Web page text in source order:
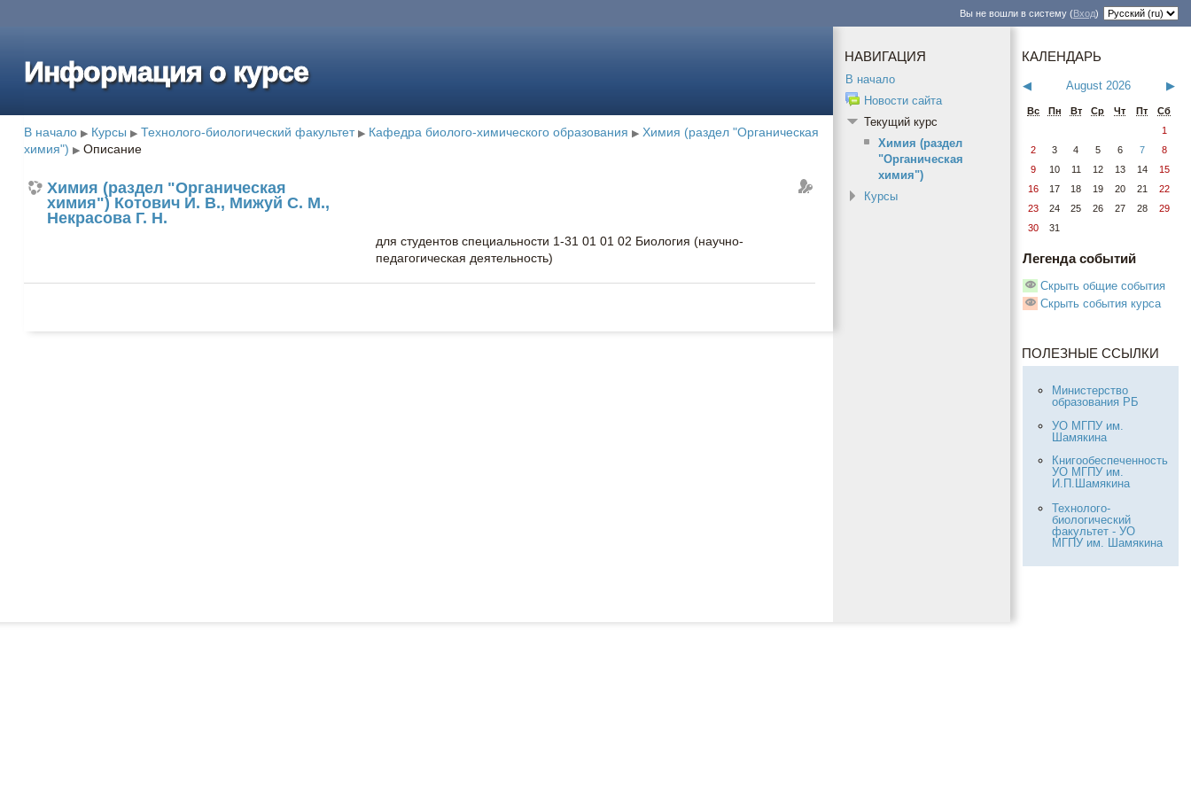
Вы не вошли в систему (Вход)
Информация о курсе
В начало ▶ Курсы ▶ Технолого-биологический факультет ▶ Кафедра биолого-химического образования ▶ Химия (раздел "Органическая
химия") ▶ Описание
Химия (раздел "Органическая
химия") Котович И. В., Мижуй С. М.,
Некрасова Г. Н.
для студентов специальности 1-31 01 01 02 Биология (научно-
педагогическая деятельность)
НАВИГАЦИЯ
В начало
Новости сайта
Текущий курс
Химия (раздел
"Органическая
химия")
Курсы
КАЛЕНДАРЬ
◀ August 2026 ▶
Вс Пн Вт Ср Чт Пт
Сб
1
2
3 4 5 6 7
8
9
10 11 12 13 14
15
16
17 18 19 20 21
22
23
24 25 26 27 28
29
30
31
Легенда событий
Скрыть общие события
Скрыть события курса
ПОЛЕЗНЫЕ ССЫЛКИ
Министерство
образования РБ
УО МГПУ им.
Шамякина
Книгообеспеченность
УО МГПУ им.
И.П.Шамякина
Технолого-
биологический
факультет - УО
МГПУ им. Шамякина